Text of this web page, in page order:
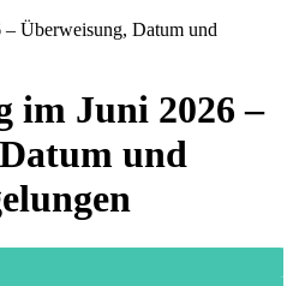
im Juni 2026 –
und